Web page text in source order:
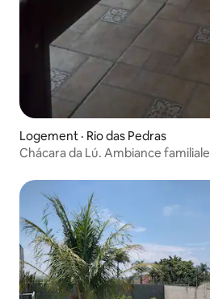
Logement · Rio das Pedras
Chácara da Lú. Ambiance familiale